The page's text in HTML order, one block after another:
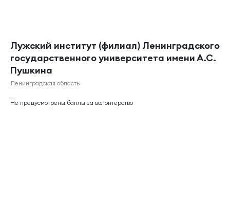
Лужский институт (филиал) Ленинградского
государственного университета имени А.С.
Пушкина
Ленинградская область
Не предусмотрены баллы за волонтерство